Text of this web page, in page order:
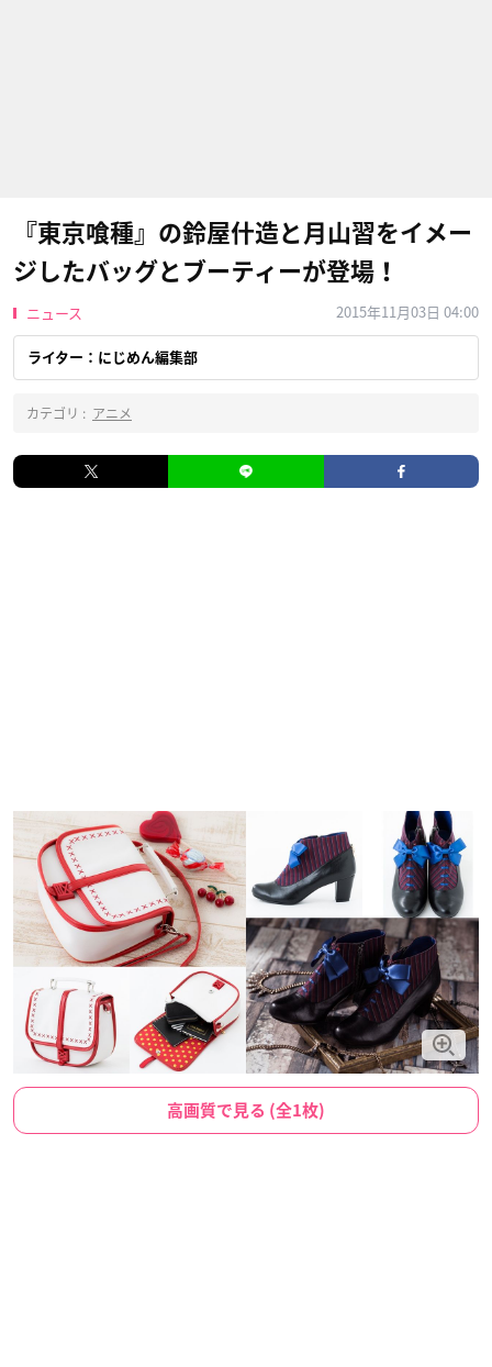
『東京喰種』の鈴屋什造と月山習をイメー
ジしたバッグとブーティーが登場！
ニュース 2015年11月03日 04:00
ライター：にじめん編集部
カテゴリ : アニメ
高画質で見る (全1枚)